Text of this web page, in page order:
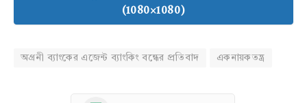
(1080×1080)
অগ্রনী ব্যাংকের এজেন্ট ব্যাংকিং বন্ধের প্রতিবাদ একনায়কতন্ত্র